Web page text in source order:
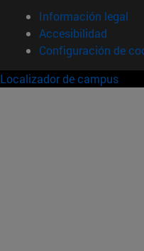
Información legal
Accesibilidad
Configuración de
Localizador de campus